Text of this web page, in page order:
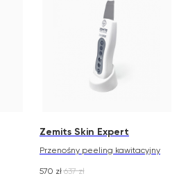
Zemits Skin Expert
Przenośny peeling kawitacyjny
570 zł 637 zł
prawa zastrzeżone
Sp. z o.o. będzie
wyłącznie w
pośrednictwem